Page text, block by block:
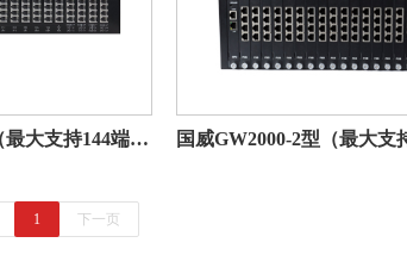
国威GW2000-1型（最大支持144端口）
1 下一页